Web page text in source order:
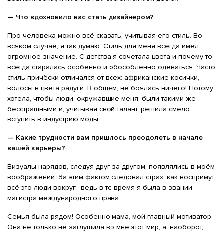
— Что вдохновило вас стать дизайнером?
Про человека можно всё сказать, учитывая его стиль. Во
всяком случае, я так думаю. Стиль для меня всегда имел
огромное значение. С детства я сочетала цвета и почему-то
всегда старалась особенно и обособленно одеваться. Часто
стиль причёски отличался от всех: африканские косички,
волосы в цвета радуги. В общем, не боялась ничего! Потому
хотела, чтобы люди, окружавшие меня, были такими же
бесстрашными и, учитывая свой талант, решила смело
вступить в индустрию моды.
— Какие трудности вам пришлось преодолеть в начале
вашей карьеры?
Визуалы нарядов, следуя друг за другом, появлялись в моём
воображении. За этим фактом следовал страх: как воспримут
всё это люди вокруг, ведь в то время я была в звании
магистра международного права.
Семья была рядом! Особенно мама, мой главный мотиватор.
Она не только не заглушила во мне этот мир, а, наоборот,